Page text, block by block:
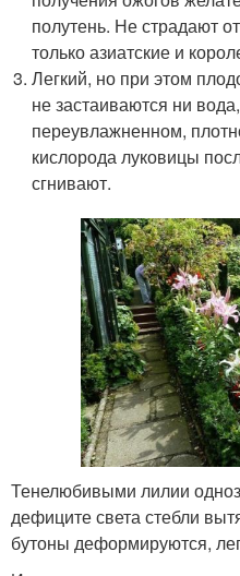
полутень. Не страдают
только азиатские и
Легкий, но при этом
не застаиваются ни
переувлажненном,
кислорода луковицы
сгнивают.
Тенелюбивыми лилии
дефиците света стебли
бутоны деформируются,